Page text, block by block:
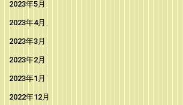
2023年5月
2023年4月
2023年3月
2023年2月
2023年1月
2022年12月